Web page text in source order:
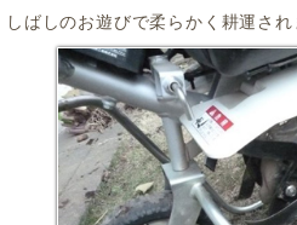
しばしのお遊びで柔らかく耕運され